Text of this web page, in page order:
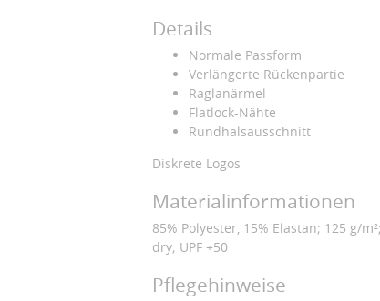
Details
Normale Passform
Verlängerte Rückenpartie
Raglanärmel
Flatlock-Nähte
Rundhalsausschnitt
Diskrete Logos
Materialinformationen
85% Polyester, 15% Elastan; 125 g/
dry; UPF +50
Pflegehinweise